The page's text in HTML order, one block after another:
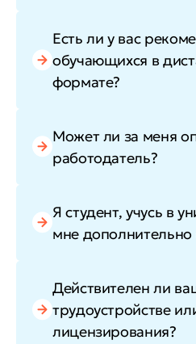
Есть ли у вас
обучающихся в
формате?
Может ли за меня
работодатель?
Я студент, учусь в
мне дополнительно
Действителен ли
трудоустройстве
лицензирования?